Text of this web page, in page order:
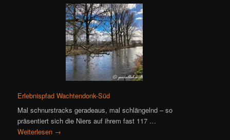
Erlebnispfad Wachtendonk-Süd
Mal schnurstracks geradeaus, mal schlängelnd – so
präsentiert sich die Niers auf ihrem fast 117 …
Weiterlesen →